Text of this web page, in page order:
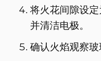
将火花间隙设定
并清洁电极。
确认火焰观察玻